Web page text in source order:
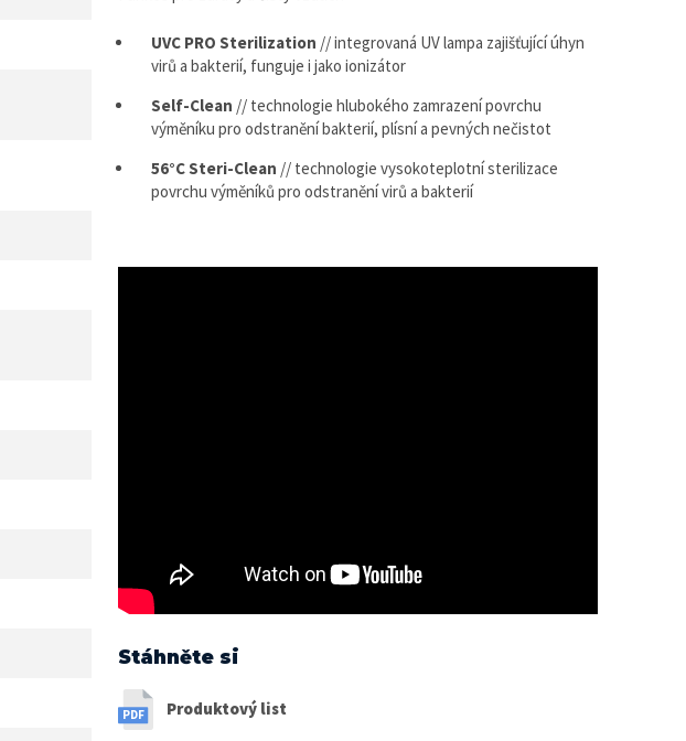
UVC PRO Sterilization // integrovaná UV lampa zajišťující úhyn
virů a bakterií, funguje i jako ionizátor
Self-Clean // technologie hlubokého zamrazení povrchu
výměníku pro odstranění bakterií, plísní a pevných nečistot
56°C Steri-Clean // technologie vysokoteplotní sterilizace
povrchu výměníků pro odstranění virů a bakterií
Stáhněte si
Produktový list